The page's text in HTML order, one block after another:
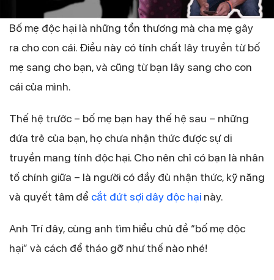
Bố mẹ độc hại là những tổn thương mà cha mẹ gây
ra cho con cái. Điều này có tính chất lây truyền từ bố
mẹ sang cho bạn, và cũng từ bạn lây sang cho con
cái của mình.
Thế hệ trước – bố mẹ bạn hay thế hệ sau – những
đứa trẻ của bạn, họ chưa nhận thức được sự di
truyền mang tính độc hại. Cho nên chỉ có bạn là nhân
tố chính giữa – là người có đầy đủ nhận thức, kỹ năng
và quyết tâm để cắt đứt sợi dây độc hại này.
Anh Trí đây, cùng anh tìm hiểu chủ đề “bố mẹ độc
hại” và cách để tháo gỡ như thế nào nhé!